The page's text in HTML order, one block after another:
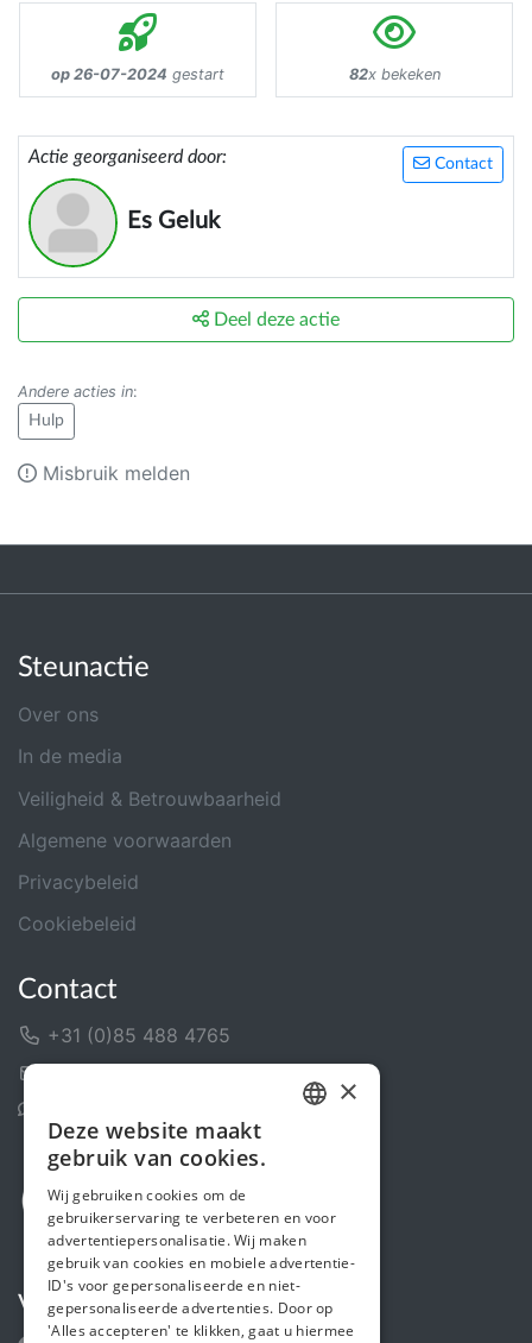
op 26-07-2024 gestart 82x bekeken
Contact
Actie georganiseerd door:
Es Geluk
Deel deze actie
Andere acties in:
Hulp
Misbruik melden
Steunactie
Over ons
In de media
Veiligheid & Betrouwbaarheid
Algemene voorwaarden
Privacybeleid
Cookiebeleid
Contact
+31 (0)85 488 4765
Volg ons
ENGLISH
×
Deze website maakt
gebruik van cookies.
Wij gebruiken cookies om de
gebruikerservaring te verbeteren en voor
advertentiepersonalisatie. Wij maken
gebruik van cookies en mobiele advertentie-
ID's voor gepersonaliseerde en niet-
gepersonaliseerde advertenties. Door op
'Alles accepteren' te klikken, gaat u hiermee